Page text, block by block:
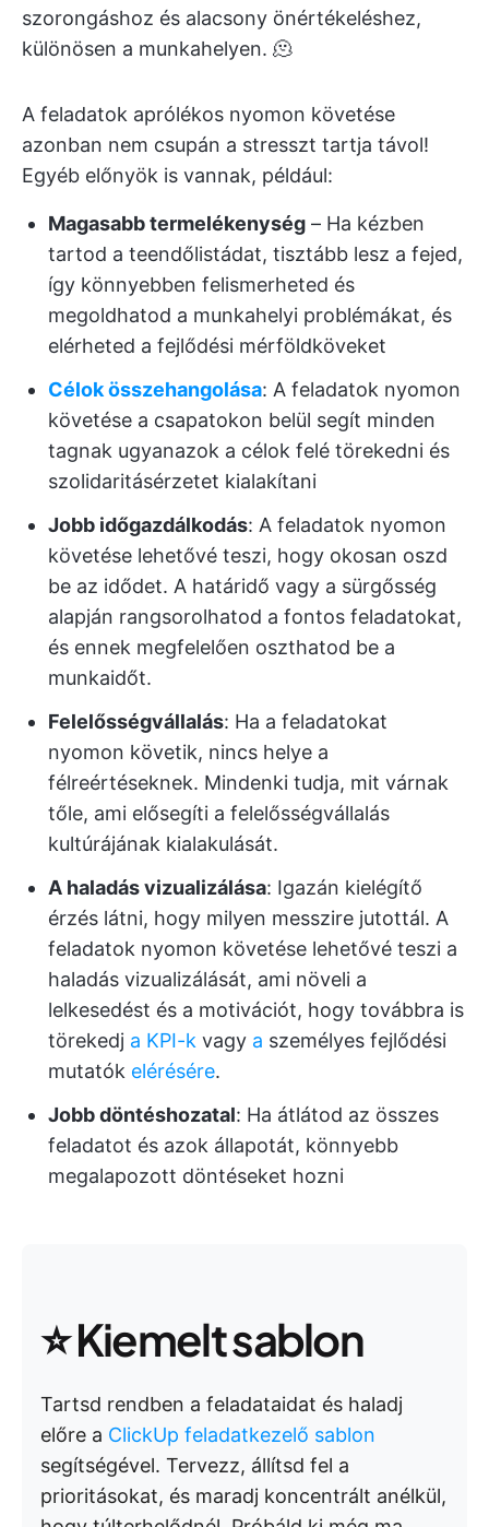
szorongáshoz és alacsony önértékeléshez,
különösen a munkahelyen. 🫠
A feladatok aprólékos nyomon követése
azonban nem csupán a stresszt tartja távol!
Egyéb előnyök is vannak, például:
Magasabb termelékenység – Ha kézben
tartod a teendőlistádat, tisztább lesz a fejed,
így könnyebben felismerheted és
megoldhatod a munkahelyi problémákat, és
elérheted a fejlődési mérföldköveket
Célok összehangolása: A feladatok nyomon
követése a csapatokon belül segít minden
tagnak ugyanazok a célok felé törekedni és
szolidaritásérzetet kialakítani
Jobb időgazdálkodás: A feladatok nyomon
követése lehetővé teszi, hogy okosan oszd
be az idődet. A határidő vagy a sürgősség
alapján rangsorolhatod a fontos feladatokat,
és ennek megfelelően oszthatod be a
munkaidőt.
Felelősségvállalás: Ha a feladatokat
nyomon követik, nincs helye a
félreértéseknek. Mindenki tudja, mit várnak
tőle, ami elősegíti a felelősségvállalás
kultúrájának kialakulását.
A haladás vizualizálása: Igazán kielégítő
érzés látni, hogy milyen messzire jutottál. A
feladatok nyomon követése lehetővé teszi a
haladás vizualizálását, ami növeli a
lelkesedést és a motivációt, hogy továbbra is
törekedj a KPI-k vagy a személyes fejlődési
mutatók elérésére.
Jobb döntéshozatal: Ha átlátod az összes
feladatot és azok állapotát, könnyebb
megalapozott döntéseket hozni
⭐ Kiemelt sablon
Tartsd rendben a feladataidat és haladj
előre a ClickUp feladatkezelő sablon
segítségével. Tervezz, állítsd fel a
prioritásokat, és maradj koncentrált anélkül,